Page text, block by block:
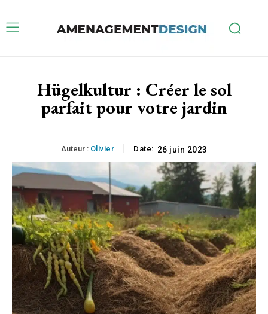
Hügelkultur : Créer le sol
parfait pour votre jardin
Auteur : Olivier Date: 26 juin 2023